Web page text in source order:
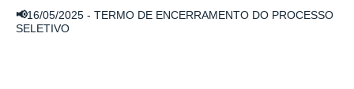
📢16/05/2025 - TERMO DE ENCERRAMENTO DO PROCESSO
SELETIVO